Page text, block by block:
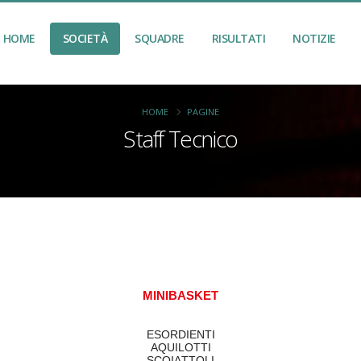
HOME SOCIETÀ SQUADRE RISULTATI NOTIZIE
Staff Tecnico
HOME PAGINE
MINIBASKET
ESORDIENTI
AQUILOTTI